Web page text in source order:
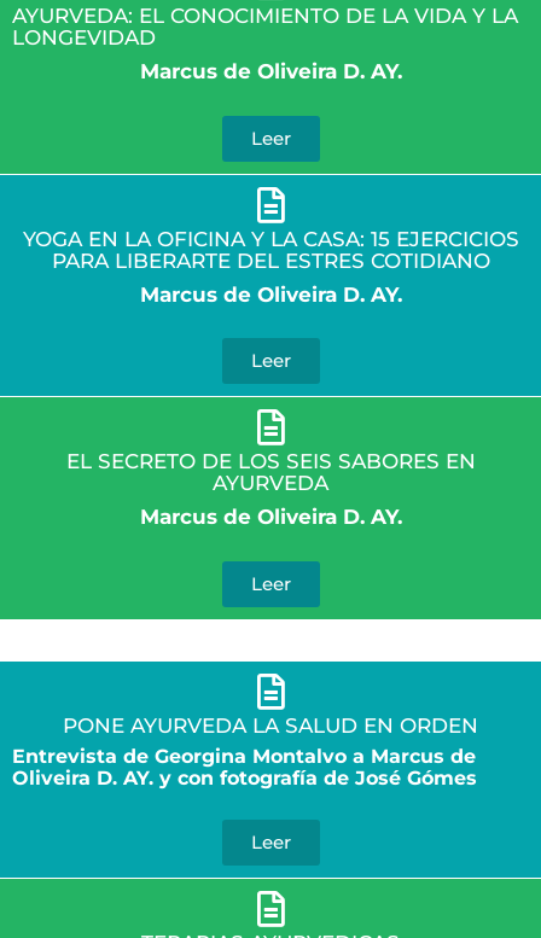
AYURVEDA: EL CONOCIMIENTO DE LA VIDA Y LA
LONGEVIDAD
Marcus de Oliveira D. AY.
Leer
YOGA EN LA OFICINA Y LA CASA: 15 EJERCICIOS
PARA LIBERARTE DEL ESTRES COTIDIANO
Marcus de Oliveira D. AY.
Leer
EL SECRETO DE LOS SEIS SABORES EN
AYURVEDA
Marcus de Oliveira D. AY.
Leer
PONE AYURVEDA LA SALUD EN ORDEN
Entrevista de Georgina Montalvo a Marcus de
Oliveira D. AY. y con fotografía de José Gómes
Leer